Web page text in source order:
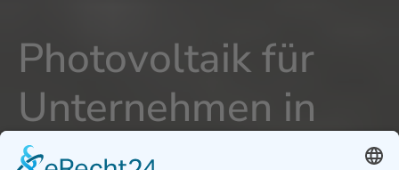
Photovoltaik für
Unternehmen in
Grossmehring -